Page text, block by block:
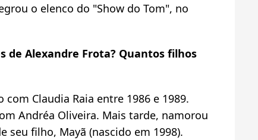
o elenco do "Show do Tom", no
de Alexandre Frota? Quantos filhos
Claudia Raia entre 1986 e 1989.
Andréa Oliveira. Mais tarde, namorou
seu filho, Mayã (nascido em 1998).